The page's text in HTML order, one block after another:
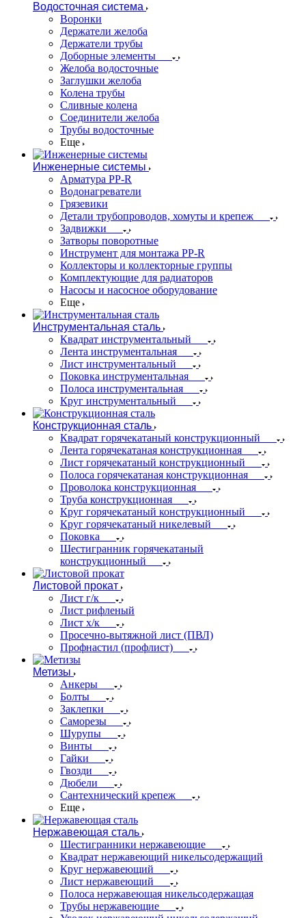
Водосточная система
Воронки
Держатели желоба
Держатели трубы
Доборные элементы
Желоба водосточные
Заглушки желоба
Колена трубы
Сливные колена
Соединители желоба
Трубы водосточные
Еще
Инженерные системы
Арматура PP-R
Водонагреватели
Грязевики
Детали трубопроводов, хомуты и крепеж
Задвижки
Затворы поворотные
Инструмент для монтажа PP-R
Коллекторы и коллекторные группы
Комплектующие для радиаторов
Насосы и насосное оборудование
Еще
Инструментальная сталь
Квадрат инструментальный
Лента инструментальная
Лист инструментальный
Поковка инструментальная
Полоса инструментальная
Круг инструментальный
Конструкционная сталь
Квадрат горячекатаный конструкционный
Лента горячекатаная конструкционная
Лист горячекатаный конструкционный
Полоса горячекатаная конструкционная
Проволока конструкционная
Труба конструкционная
Круг горячекатаный конструкционный
Круг горячекатаный никелевый
Поковка
Шестигранник горячекатаный
конструкционный
Листовой прокат
Лист г/к
Лист рифленый
Лист х/к
Просечно-вытяжной лист (ПВЛ)
Профнастил (профлист)
Метизы
Анкеры
Болты
Заклепки
Саморезы
Шурупы
Винты
Гайки
Гвозди
Дюбели
Сантехнический крепеж
Еще
Нержавеющая сталь
Шестигранники нержавеющие
Квадрат нержавеющий никельсодержащий
Круг нержавеющий
Лист нержавеющий
Полоса нержавеющая никельсодержащая
Трубы нержавеющие